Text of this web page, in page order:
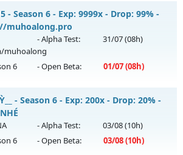
thêm đồ mới
VUI VẺ
2026 - Mở máy chủ
bản Webzen
- Season 6 - Exp: 9999x - Drop: 99% -
muhoalong.pro
muhoalong
- Alpha Test: 31/07(08h)
6 - Open Beta: 01/07(08h)
- 🌍 Website: https://muhoalong.pro
- Mở máy chủ
muhoalongvào 08h ngày
- Season 6 - Exp: 200x - Drop: 20% -
- Alpha Test: 03/08(10h)
6 - Open Beta: 03/08(10h)